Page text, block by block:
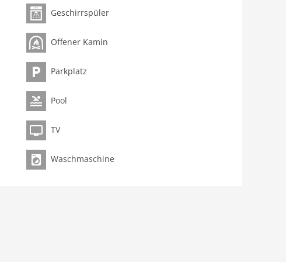
Sitzecke
Geschirrspüler
Offener Kamin
Parkplatz
Pool
TV
Waschmaschine